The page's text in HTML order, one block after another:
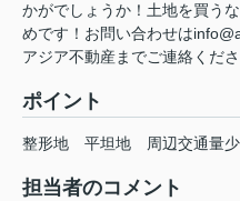
かがでしょうか！土地を買う
めです！お問い合わせは
アジア不動産までご連絡くだ
ポイント
整形地 平坦地 周辺交通量
担当者のコメント